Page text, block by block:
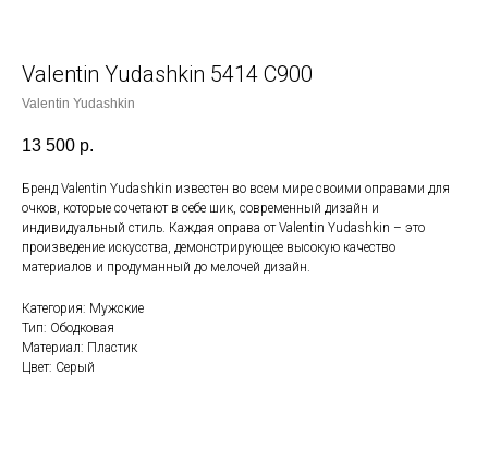
Valentin Yudashkin 5414 С900
Valentin Yudashkin
13 500 р.
Бренд Valentin Yudashkin известен во всем мире своими оправами для
очков, которые сочетают в себе шик, современный дизайн и
индивидуальный стиль. Каждая оправа от Valentin Yudashkin – это
произведение искусства, демонстрирующее высокую качество
материалов и продуманный до мелочей дизайн.
Категория: Мужские
Тип: Ободковая
Материал: Пластик
Цвет: Серый